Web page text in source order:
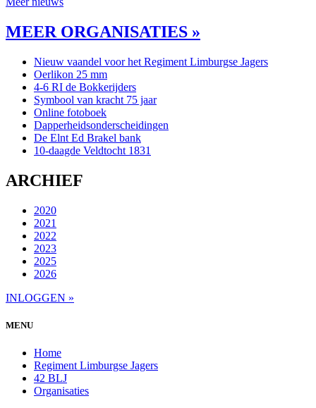
MEER ORGANISATIES »
Nieuw vaandel voor het Regiment Limburgse Jagers
Oerlikon 25 mm
4-6 RI de Bokkerijders
Symbool van kracht 75 jaar
Online fotoboek
Dapperheidsonderscheidingen
De Elnt Ed Brakel bank
10-daagde Veldtocht 1831
ARCHIEF
2020
2021
2022
2023
2025
2026
INLOGGEN »
MENU
Home
Regiment Limburgse Jagers
42 BLJ
Organisaties